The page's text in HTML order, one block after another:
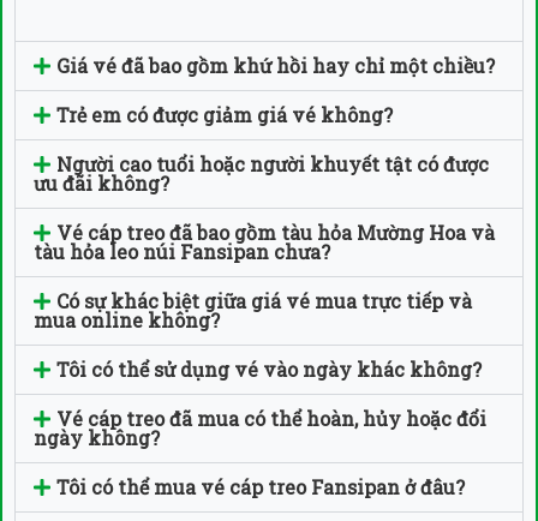
Giá vé đã bao gồm khứ hồi hay chỉ một chiều?
Trẻ em có được giảm giá vé không?
Người cao tuổi hoặc người khuyết tật có được
ưu đãi không?
Vé cáp treo đã bao gồm tàu hỏa Mường Hoa và
tàu hỏa leo núi Fansipan chưa?
Có sự khác biệt giữa giá vé mua trực tiếp và
mua online không?
Tôi có thể sử dụng vé vào ngày khác không?
Vé cáp treo đã mua có thể hoàn, hủy hoặc đổi
ngày không?
Tôi có thể mua vé cáp treo Fansipan ở đâu?